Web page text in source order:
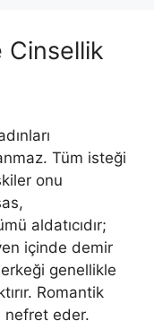
Cinsellik
Tüm isteği
onu
aldatıcıdır;
içinde demir
genellikle
Romantik
nefret eder.